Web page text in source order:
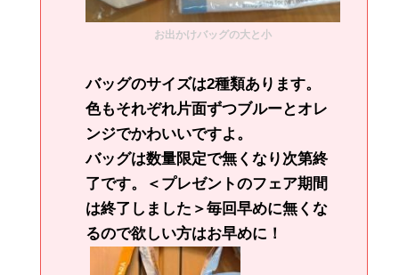
お出かけバッグの大と小
バッグのサイズは2種類あります。
色もそれぞれ片面ずつブルーとオレ
ンジでかわいいですよ。
バッグは数量限定で無くなり次第終
了です。＜プレゼントのフェア期間
は終了しました＞毎回早めに無くな
るので欲しい方はお早めに！